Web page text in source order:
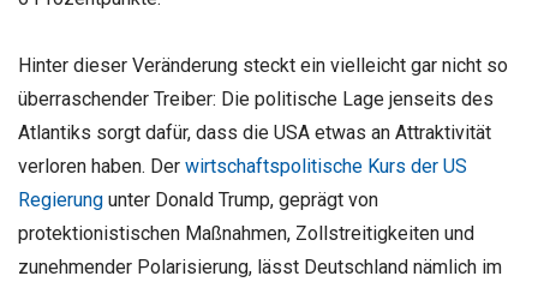
Hinter dieser Veränderung steckt ein vielleicht gar nicht so
überraschender Treiber: Die politische Lage jenseits des
Atlantiks sorgt dafür, dass die USA etwas an Attraktivität
verloren haben. Der wirtschaftspolitische Kurs der US
Regierung unter Donald Trump, geprägt von
protektionistischen Maßnahmen, Zollstreitigkeiten und
zunehmender Polarisierung, lässt Deutschland nämlich im